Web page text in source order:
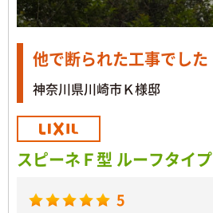
他で断られた工事でした
神奈川県川崎市Ｋ様邸
スピーネＦ型 ルーフタイプ
5